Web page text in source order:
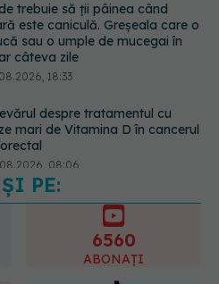
trebuie să ții pâinea când
este caniculă. Greșeala care o
sau o umple de mucegai în
câteva zile
18:33
despre tratamentul cu
mari de Vitamina D în cancerul
08:06
PE:
6560
ABONAȚI